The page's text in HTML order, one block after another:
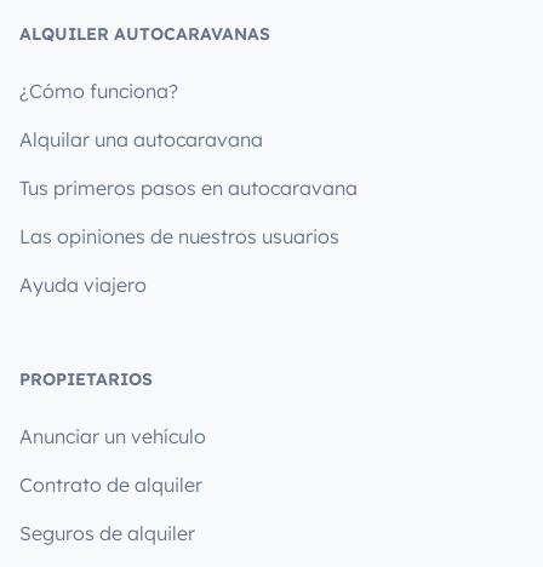
ALQUILER AUTOCARAVANAS
¿Cómo funciona?
Alquilar una autocaravana
Tus primeros pasos en autocaravana
Las opiniones de nuestros usuarios
Ayuda viajero
PROPIETARIOS
Anunciar un vehículo
Contrato de alquiler
Seguros de alquiler